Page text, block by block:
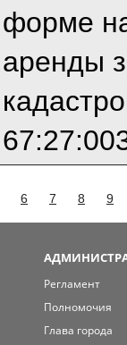
форме
аренды
6 7 8 9
Регламент
Полномочия
Глава города